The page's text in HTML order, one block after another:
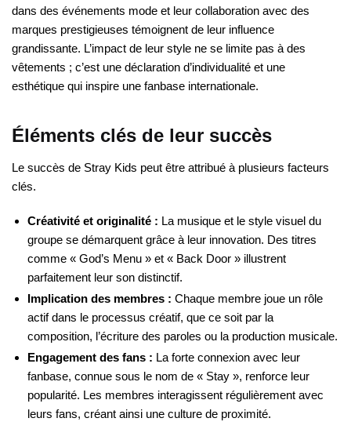
dans des événements mode et leur collaboration avec des
marques prestigieuses témoignent de leur influence
grandissante. L’impact de leur style ne se limite pas à des
vêtements ; c’est une déclaration d’individualité et une
esthétique qui inspire une fanbase internationale.
Éléments clés de leur succès
Le succès de Stray Kids peut être attribué à plusieurs facteurs
clés.
Créativité et originalité : La musique et le style visuel du
groupe se démarquent grâce à leur innovation. Des titres
comme « God’s Menu » et « Back Door » illustrent
parfaitement leur son distinctif.
Implication des membres : Chaque membre joue un rôle
actif dans le processus créatif, que ce soit par la
composition, l’écriture des paroles ou la production musicale.
Engagement des fans : La forte connexion avec leur
fanbase, connue sous le nom de « Stay », renforce leur
popularité. Les membres interagissent régulièrement avec
leurs fans, créant ainsi une culture de proximité.